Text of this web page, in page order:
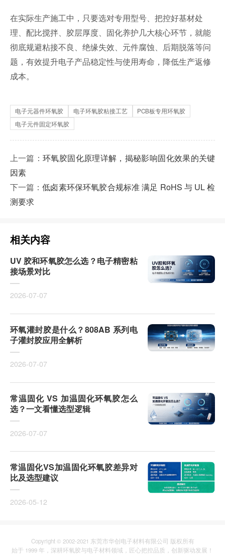
在实际生产施工中，只要选对专用型号、把控好基材处
理、配比搅拌、胶层厚度、固化养护几大核心环节，就能
彻底规避粘接不良、绝缘失效、元件腐蚀、后期脱落等问
题，有效提升电子产品稳定性与使用寿命，降低生产返修
成本。
电子元器件环氧胶 电子环氧胶粘接工艺
PCB板专用环氧胶
电子元件固定环氧胶
上一篇：环氧胶固化原理详解，揭秘影响固化效果的关键
因素
下一篇：低卤素环保环氧胶合规标准 满足 RoHS 与 UL 检
测要求
相关内容
UV 胶和环氧胶怎么选？电子精密粘
接场景对比
2026-07-07
环氧灌封胶是什么？808AB 系列电
子灌封胶应用全解析
2026-07-07
常温固化 VS 加温固化环氧胶怎么
选？一文看懂选型逻辑
2026-07-07
常温固化VS加温固化环氧胶差异对
比及选型建议
2026-05-12
Copyright © 2002-2021 东莞市华创电子材料有限公司 版权所有
始于 1999 年，深耕环氧胶与电子材料领域，匠心把控品质，创新驱动发展！